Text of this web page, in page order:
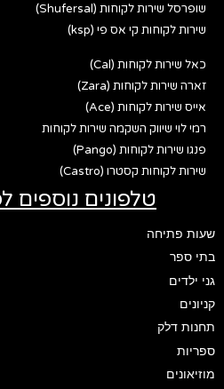
שופרסל שירות לקוחות (Shufersal)
שירות לקוחות קי אס פי (ksp)
כאל שירות לקוחות (Cal)
זארה שירות לקוחות (Zara)
אייס שירות לקוחות (Ace)
רמי לוי שיווק השקמה שירות לקוחות
פנגו שירות לקוחות (Pango)
שירות לקוחות קסטרו (Castro)
טלפונים נוספים
שעות פתיחה
בתי ספר
גני ילדים
קניונים
תחנות דלק
ספריות
מוזיאונים